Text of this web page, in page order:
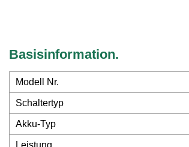
Basisinformation.
Modell Nr.
Schaltertyp
Akku-Typ